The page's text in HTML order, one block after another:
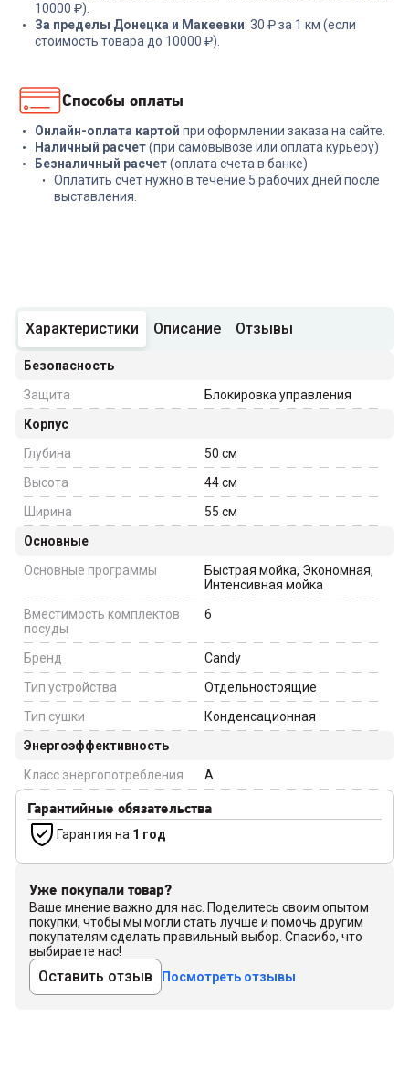
10000 ₽).
За пределы Донецка и Макеевки: 30 ₽ за 1 км (если
стоимость товара до 10000 ₽).
Способы оплаты
Онлайн-оплата картой при оформлении заказа на сайте.
Наличный расчет(при самовывозе или оплата курьеру)
Безналичный расчет(оплата счета в банке)
Оплатить счет нужно в течение 5 рабочих дней после
выставления.
Характеристики Описание Отзывы
Безопасность
Защита
Блокировка управления
Корпус
Глубина
50 см
Высота
44см
Ширина
55 см
Основные
Основные программы
Быстрая мойка, Экономная,
Интенсивная мойка
Вместимость комплектов
посуды
6
Бренд
Candy
Тип устройства
Отдельностоящие
Тип сушки
Конденсационная
Энергоэффективность
Класс энергопотребления
A
Гарантийные обязательства
Гарантия на 1 год
Уже покупали товар?
Ваше мнение важно для нас. Поделитесь своим опытом
покупки, чтобы мы могли стать лучше и помочь другим
покупателям сделать правильный выбор. Спасибо, что
выбираете нас!
Оставить отзыв Посмотреть отзывы